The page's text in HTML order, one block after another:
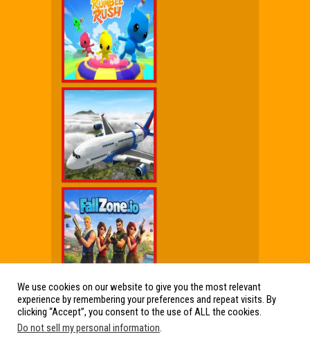
Wx Cheat Games|Click Jogos Pro|Humor wx
Friv Online Jogos Grátis
We use cookies on our website to give you the most relevant
experience by remembering your preferences and repeat visits. By
clicking “Accept”, you consent to the use of ALL the cookies.
Do not sell my personal information.